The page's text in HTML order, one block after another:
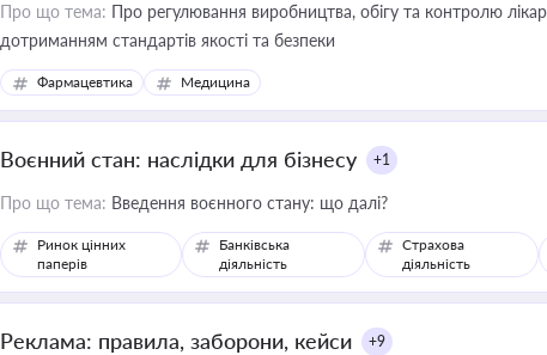
Про що тема: Про регулювання виробництва, обігу та контролю
дотриманням стандартів якості та безпеки
Фармацевтика Медицина
Воєнний стан: наслідки для бізнесу +1
Про що тема: Введення воєнного стану: що далі?
Ринок цінних
паперів
Банківська
діяльність
Страхова
діяльність
Реклама: правила, заборони, кейси +9